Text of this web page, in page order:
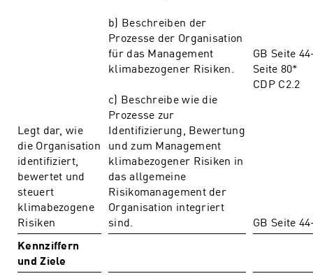
Legt dar, wie
die Organisation
identifiziert,
bewertet und
steuert
klimabezogene
Risiken
b) Beschreiben der
Prozesse der Organisation
für das Management
klimabezogener Risiken.
c) Beschreibe wie die
Prozesse zur
Identifizierung, Bewertung
und zum Management
klimabezogener Risiken in
das allgemeine
Risikomanagement der
Organisation integriert
sind.
GB Seite
Seite 80*
CDP C2.2
GB Seite
Kennziffern
und Ziele